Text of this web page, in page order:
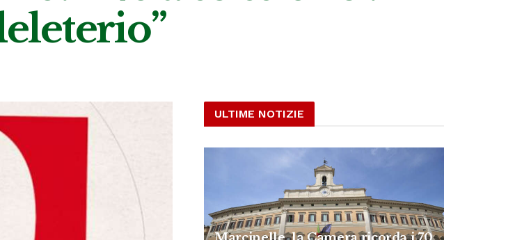
ULTIME NOTIZIE